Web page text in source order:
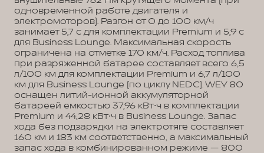
одновременной работе двигателя и
электромоторов). Разгон от 0 до 100 км/ч
занимает 5,7 с для комплектации Premium и 5,9 с
для Business Lounge. Максимальная скорость
ограничена на отметке 170 км/ч. Расход топлива
при разряженной батарее составляет всего 6,5
л/100 км для комплектации Premium и 6,7 л/100
км для Business Lounge (по циклу NEDC). WEY 80
оснащен литий-ионной аккумуляторной
батареей емкостью 37,96 кВт⋅ч в комплектации
Premium и 44,28 кВт⋅ч в Business Lounge. Запас
хода без подзарядки на электротяге составляет
160 км и 183 км соответственно, а максимальный
запас хода в комбинированном режиме — 800